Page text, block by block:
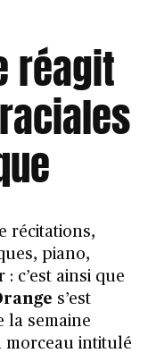
réagit
récitations,
piano,
c’est ainsi que
s’est
la semaine
morceau intitulé